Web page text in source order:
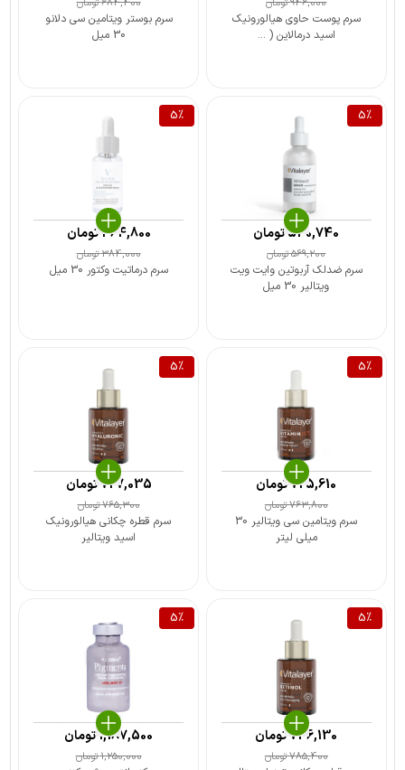
سرم پوست حاوی هیالورونیک
اسید درمالاین ( ...
946,000تومان
سرم بوستر ویتامین سی دلانو
30 میل
684,400تومان
5%
سرم ضدلک آربوتین وایت ویت
ویتالیر 30 میل
569,200تومان
540,740تومان
5%
سرم درماتیت وکتور 30 میل
384,000تومان
364,800تومان
5%
سرم ویتامین سی ویتالیر 30
میلی لیتر
763,800تومان
725,610تومان
5%
سرم قطره چکانی هیالورونیک
اسید ویتالیر
765,300تومان
727,035تومان
5%
785,400تومان
746,130تومان
5%
1,250,000تومان
1,187,500تومان